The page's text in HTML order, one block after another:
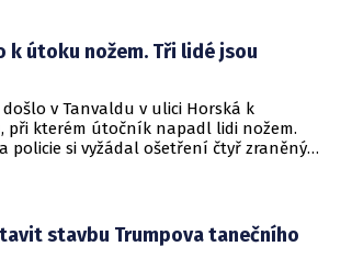
Jimmyho Cartera.
k útoku nožem. Tři lidé jsou
v Tanvaldu v ulici Horská k
při kterém útočník napadl lidi nožem.
policie si vyžádal ošetření čtyř zraněných
stavbu Trumpova tanečního